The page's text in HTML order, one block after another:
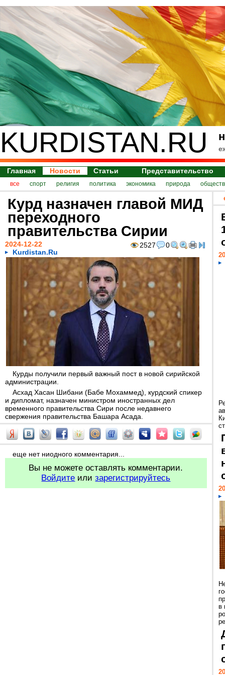
KURDISTAN.RU
Главная Новости Статьи Представительство
все спорт религия политика экономика природа
Курд назначен главой МИД
переходного
правительства Сирии
2527 0
2024-12-22
Kurdistan.Ru
Курды получили первый важный пост в новой сирийской
администрации.
Асхад Хасан Шибани (Бабе Мохаммед), курдский спикер
и дипломат, назначен министром иностранных дел
временного правительства Сири после недавнего
свержения правительства Башара Асада.
еще нет ниодного комментария...
Вы не можете оставлять комментарии.
Войдите илизарегистрируйтесь
в